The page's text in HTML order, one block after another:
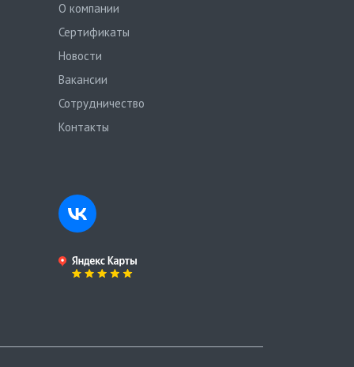
О компании
Сертификаты
Новости
Вакансии
Сотрудничество
Контакты